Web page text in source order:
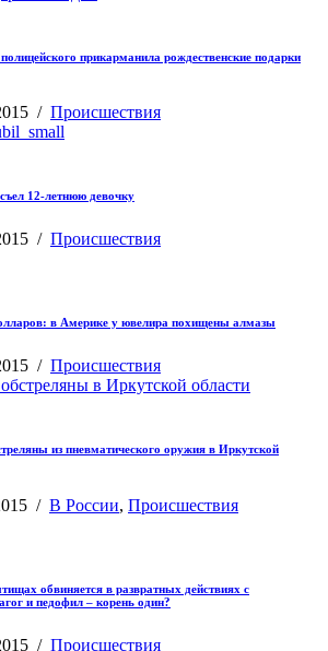
прикарманила рождественские подарки
/ Происшествия
12-летнюю девочку
/ Происшествия
в Америке у ювелира похищены алмазы
/ Происшествия
из пневматического оружия в Иркутской
/ В России, Происшествия
обвиняется в развратных действиях с
и педофил – корень один?
/ Происшествия